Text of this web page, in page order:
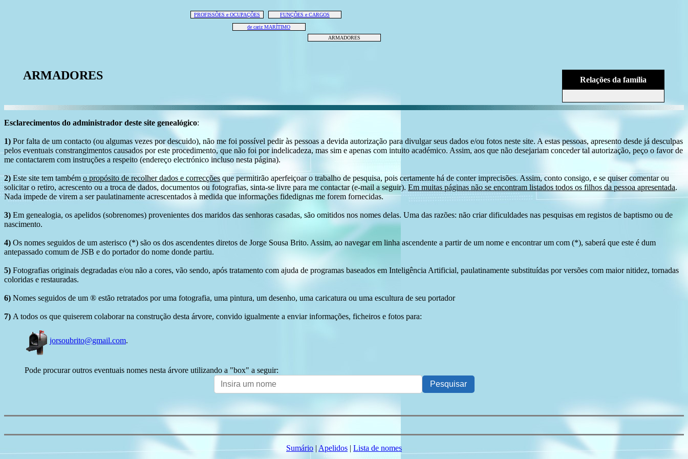
PROFISSÕES e OCUPAÇÕES FUNÇÕES e CARGOS
de cariz MARÍTIMO
ARMADORES
Relações da família
ARMADORES
Esclarecimentos do administrador deste site genealógico:
1) Por falta de um contacto (ou algumas vezes por descuido), não me foi possível pedir às pessoas a devida autorização para divulgar seus dados e/ou fotos neste site. A estas pessoas, apresento desde já desculpas
pelos eventuais constrangimentos causados por este procedimento, que não foi por indelicadeza, mas sim e apenas com intuito académico. Assim, aos que não desejariam conceder tal autorização, peço o favor de
me contactarem com instruções a respeito (endereço electrónico incluso nesta página).
2)Este site tem tambémo propósito de recolher dados e correcções que permitirão aperfeiçoar o trabalho de pesquisa, pois certamente há de conter imprecisões. Assim, conto consigo, e se quiser comentar ou
solicitar o retiro, acrescento ou a troca de dados, documentos ou fotografias, sinta-se livre para me contactar (e-mail a seguir).Em muitas páginas não se encontram listados todos os filhos da pessoa apresentada.
Nada impede de virem a ser paulatinamente acrescentados à medida que informações fidedignas me forem fornecidas.
3) Em genealogia, os apelidos (sobrenomes) provenientes dos maridos das senhoras casadas, são omitidos nos nomes delas. Uma das razões: não criar dificuldades nas pesquisas em registos de baptismo ou de
nascimento.
4) Os nomes seguidos de um asterisco (*) são os dos ascendentes diretos de Jorge Sousa Brito. Assim, ao navegar em linha ascendente a partir de um nome e encontrar um com (*), saberá que este é dum
antepassado comum de JSB e do portador do nome donde partiu.
5) Fotografias originais degradadas e/ou não a cores, vão sendo, após tratamento com ajuda de programas baseados em Inteligência Artificial, paulatinamente substituídas por versões com maior nitidez, tornadas
coloridas e restauradas.
6) Nomes seguidos de um ® estão retratados por uma fotografia, uma pintura, um desenho, uma caricatura ou uma escultura de seu portador
7) A todos os que quiserem colaborar na construção desta árvore, convido igualmente a enviar informações, ficheiros e fotos para:
jorsoubrito@gmail.com.
Pode procurar outros eventuais nomes nesta árvore utilizando a "box" a seguir:
Sumário | Apelidos | Lista de nomes